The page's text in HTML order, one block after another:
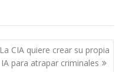
La CIA quiere crear su propia
IA para atrapar criminales